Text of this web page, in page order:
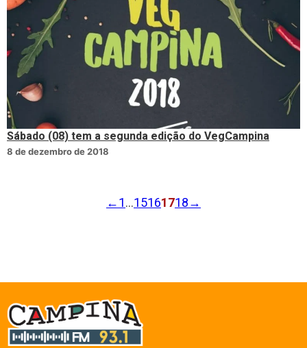
Sábado (08) tem a segunda edição do VegCampina
8 de dezembro de 2018
←1…15161718→